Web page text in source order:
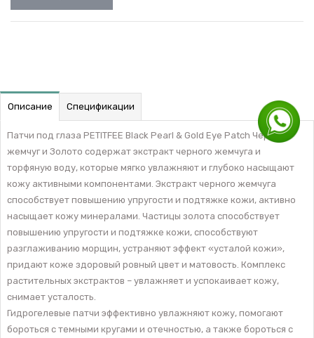
Описание Спецификации
Патчи под глаза PETITFEE Black Pearl & Gold Eye Patch Черный
жемчуг и Золото содержат экстракт черного жемчуга и
торфяную воду, которые мягко увлажняют и глубоко насыщают
кожу активными компонентами. Экстракт черного жемчуга
способствует повышению упругости и подтяжке кожи, активно
насыщает кожу минералами. Частицы золота способствует
повышению упругости и подтяжке кожи, способствуют
разглаживанию морщин, устраняют эффект «усталой кожи»,
придают коже здоровый ровный цвет и матовость. Комплекс
растительных экстрактов – увлажняет и успокаивает кожу,
снимает усталость.
Гидрогелевые патчи эффективно увлажняют кожу, помогают
бороться с темными кругами и отечностью, а также бороться с